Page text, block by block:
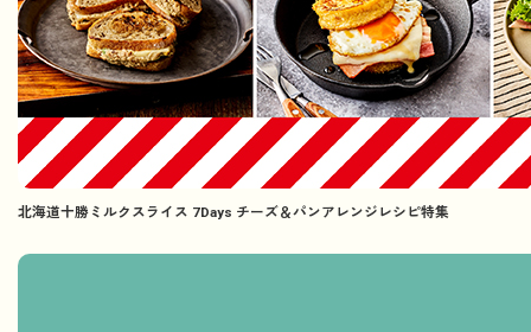
北海道十勝ミルクスライス 7Days チーズ＆パンアレンジレシピ特集